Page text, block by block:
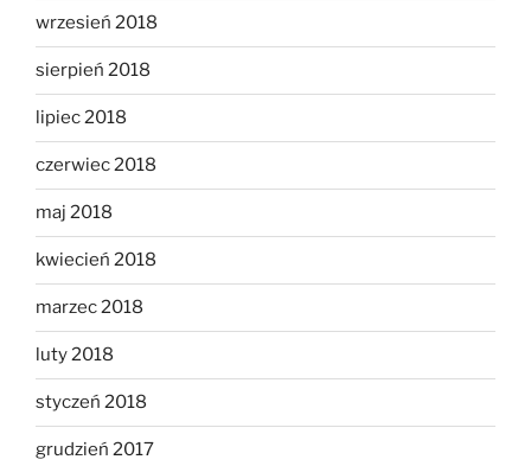
wrzesień 2018
sierpień 2018
lipiec 2018
czerwiec 2018
maj 2018
kwiecień 2018
marzec 2018
luty 2018
styczeń 2018
grudzień 2017